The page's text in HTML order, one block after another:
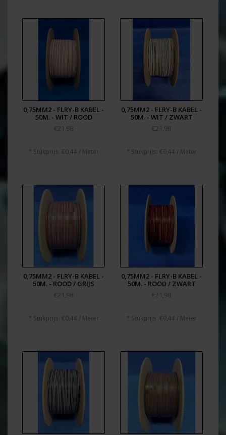
0,75MM2 - FLRY-B KABEL -
50M. - WIT / ROOD
€21,98
* Stukprijs: €0,44 / Meter
0,75MM2 - FLRY-B KABEL -
50M. - WIT / ZWART
€21,98
* Stukprijs: €0,44 / Meter
0,75MM2 - FLRY-B KABEL -
50M. - ROOD / GRIJS
€21,98
* Stukprijs: €0,44 / Meter
0,75MM2 - FLRY-B KABEL -
50M. - ROOD / ZWART
€21,98
* Stukprijs: €0,44 / Meter